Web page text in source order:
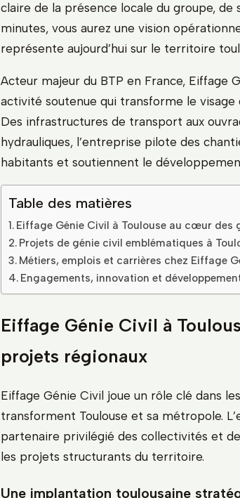
claire de la présence locale du groupe, de
minutes, vous aurez une vision
représente aujourd’hui sur le territoire
Acteur majeur du BTP en France, Eiffage
activité soutenue qui transforme le
Des infrastructures de transport aux
hydrauliques, l’entreprise pilote des
habitants et soutiennent le
Table des matières
Eiffage Génie Civil à Toulouse au cœur des
Projets de génie civil emblématiques à
Métiers, emplois et carrières chez Eiffage
Engagements, innovation et
Eiffage Génie Civil à
projets régionaux
Eiffage Génie Civil joue un rôle clé dans
transforment Toulouse et sa métropole.
partenaire privilégié des collectivités et
les projets structurants du territoire.
Une implantation toulousaine